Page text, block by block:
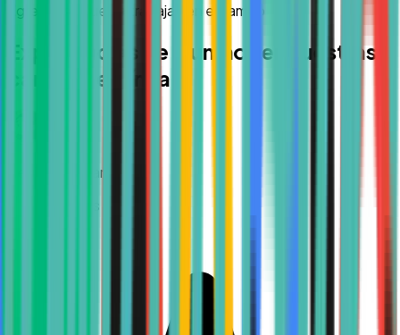
Egresados que ya trabajan en el campo
Experiencias de alumnos en nuestras
carreras en línea
Regina Salazar